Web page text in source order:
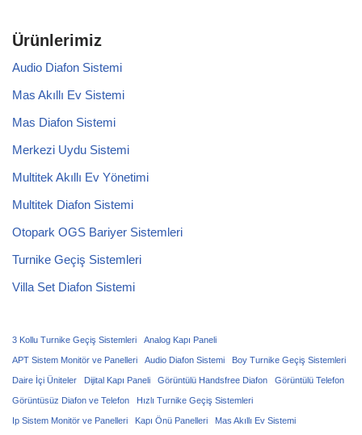
Ürünlerimiz
Audio Diafon Sistemi
Mas Akıllı Ev Sistemi
Mas Diafon Sistemi
Merkezi Uydu Sistemi
Multitek Akıllı Ev Yönetimi
Multitek Diafon Sistemi
Otopark OGS Bariyer Sistemleri
Turnike Geçiş Sistemleri
Villa Set Diafon Sistemi
3 Kollu Turnike Geçiş Sistemleri Analog Kapı Paneli
APT Sistem Monitör ve Panelleri Audio Diafon Sistemi Boy Turnike Geçiş Sistemleri
Daire İçi Üniteler Dijital Kapı Paneli Görüntülü Handsfree Diafon Görüntülü Telefon
Görüntüsüz Diafon ve Telefon Hızlı Turnike Geçiş Sistemleri
Ip Sistem Monitör ve Panelleri Kapı Önü Panelleri Mas Akıllı Ev Sistemi